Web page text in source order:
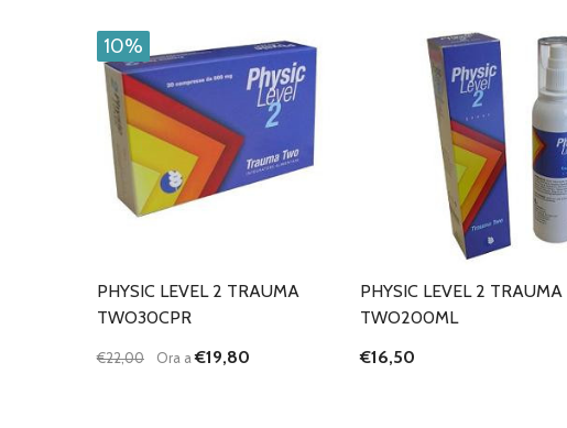
10%
PHYSIC LEVEL 2 TRAUMA
TWO30CPR
€22,00 Ora a€19,80
PHYSIC LEVEL 2 TRAUMA
TWO200ML
€16,50